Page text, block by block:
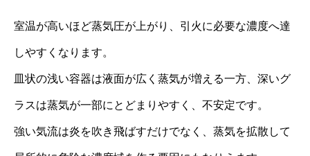
室温が高いほど蒸気圧が上がり、引火に必要な濃度へ達
しやすくなります。
皿状の浅い容器は液面が広く蒸気が増える一方、深いグ
ラスは蒸気が一部にとどまりやすく、不安定です。
強い気流は炎を吹き飛ばすだけでなく、蒸気を拡散して